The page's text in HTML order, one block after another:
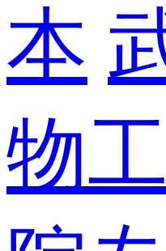
本
物